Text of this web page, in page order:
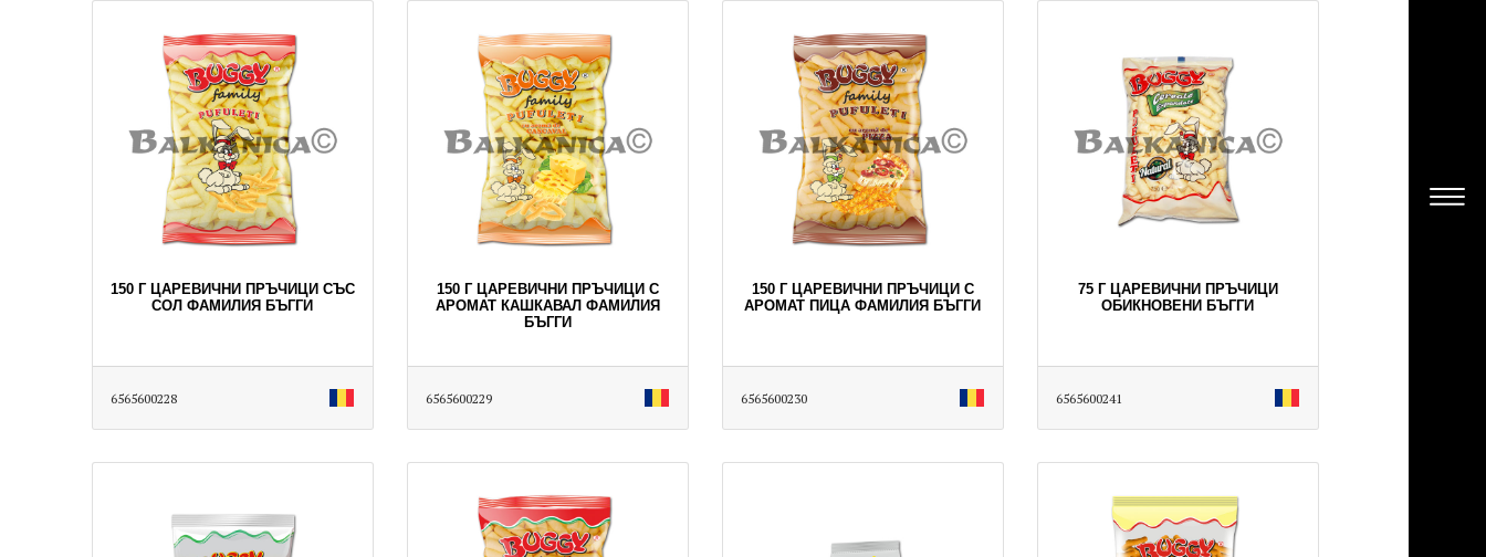
150 Г ЦАРЕВИЧНИ ПРЪЧИЦИ СЪС
СОЛ ФАМИЛИЯ БЪГГИ
6565600228
150 Г ЦАРЕВИЧНИ ПРЪЧИЦИ С
АРОМАТ КАШКАВАЛ ФАМИЛИЯ
БЪГГИ
6565600229
150 Г ЦАРЕВИЧНИ ПРЪЧИЦИ С
АРОМАТ ПИЦА ФАМИЛИЯ БЪГГИ
6565600230
75 Г ЦАРЕВИЧНИ ПРЪЧИЦИ
ОБИКНОВЕНИ БЪГГИ
6565600241